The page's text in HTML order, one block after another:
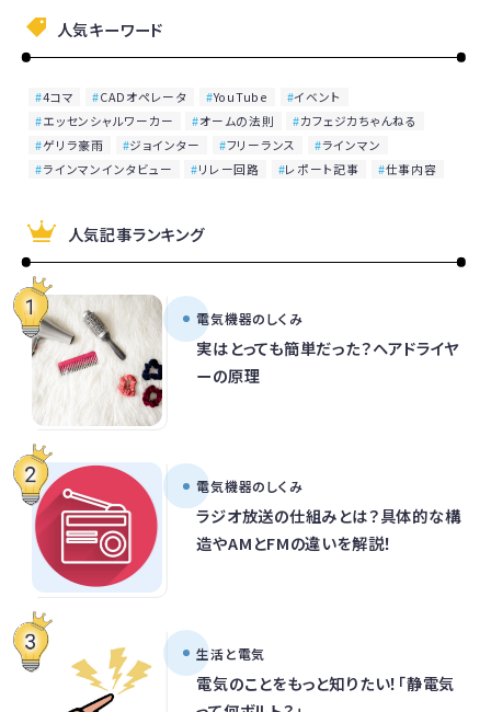
人気キーワード
4コマ CADオペレータ YouTube
イベント
エッセンシャルワーカー
オームの法則
カフェジカちゃんねる
ゲリラ豪雨
ジョインター フリーランス
ラインマン
ラインマンインタビュー
リレー回路 レポート記事 仕事内容
人気記事ランキング
電気機器のしくみ
実はとっても簡単だった？ヘアドライヤ
ーの原理
電気機器のしくみ
ラジオ放送の仕組みとは？具体的な構
造やAMとFMの違いを解説！
生活と電気
電気のことをもっと知りたい！「静電気